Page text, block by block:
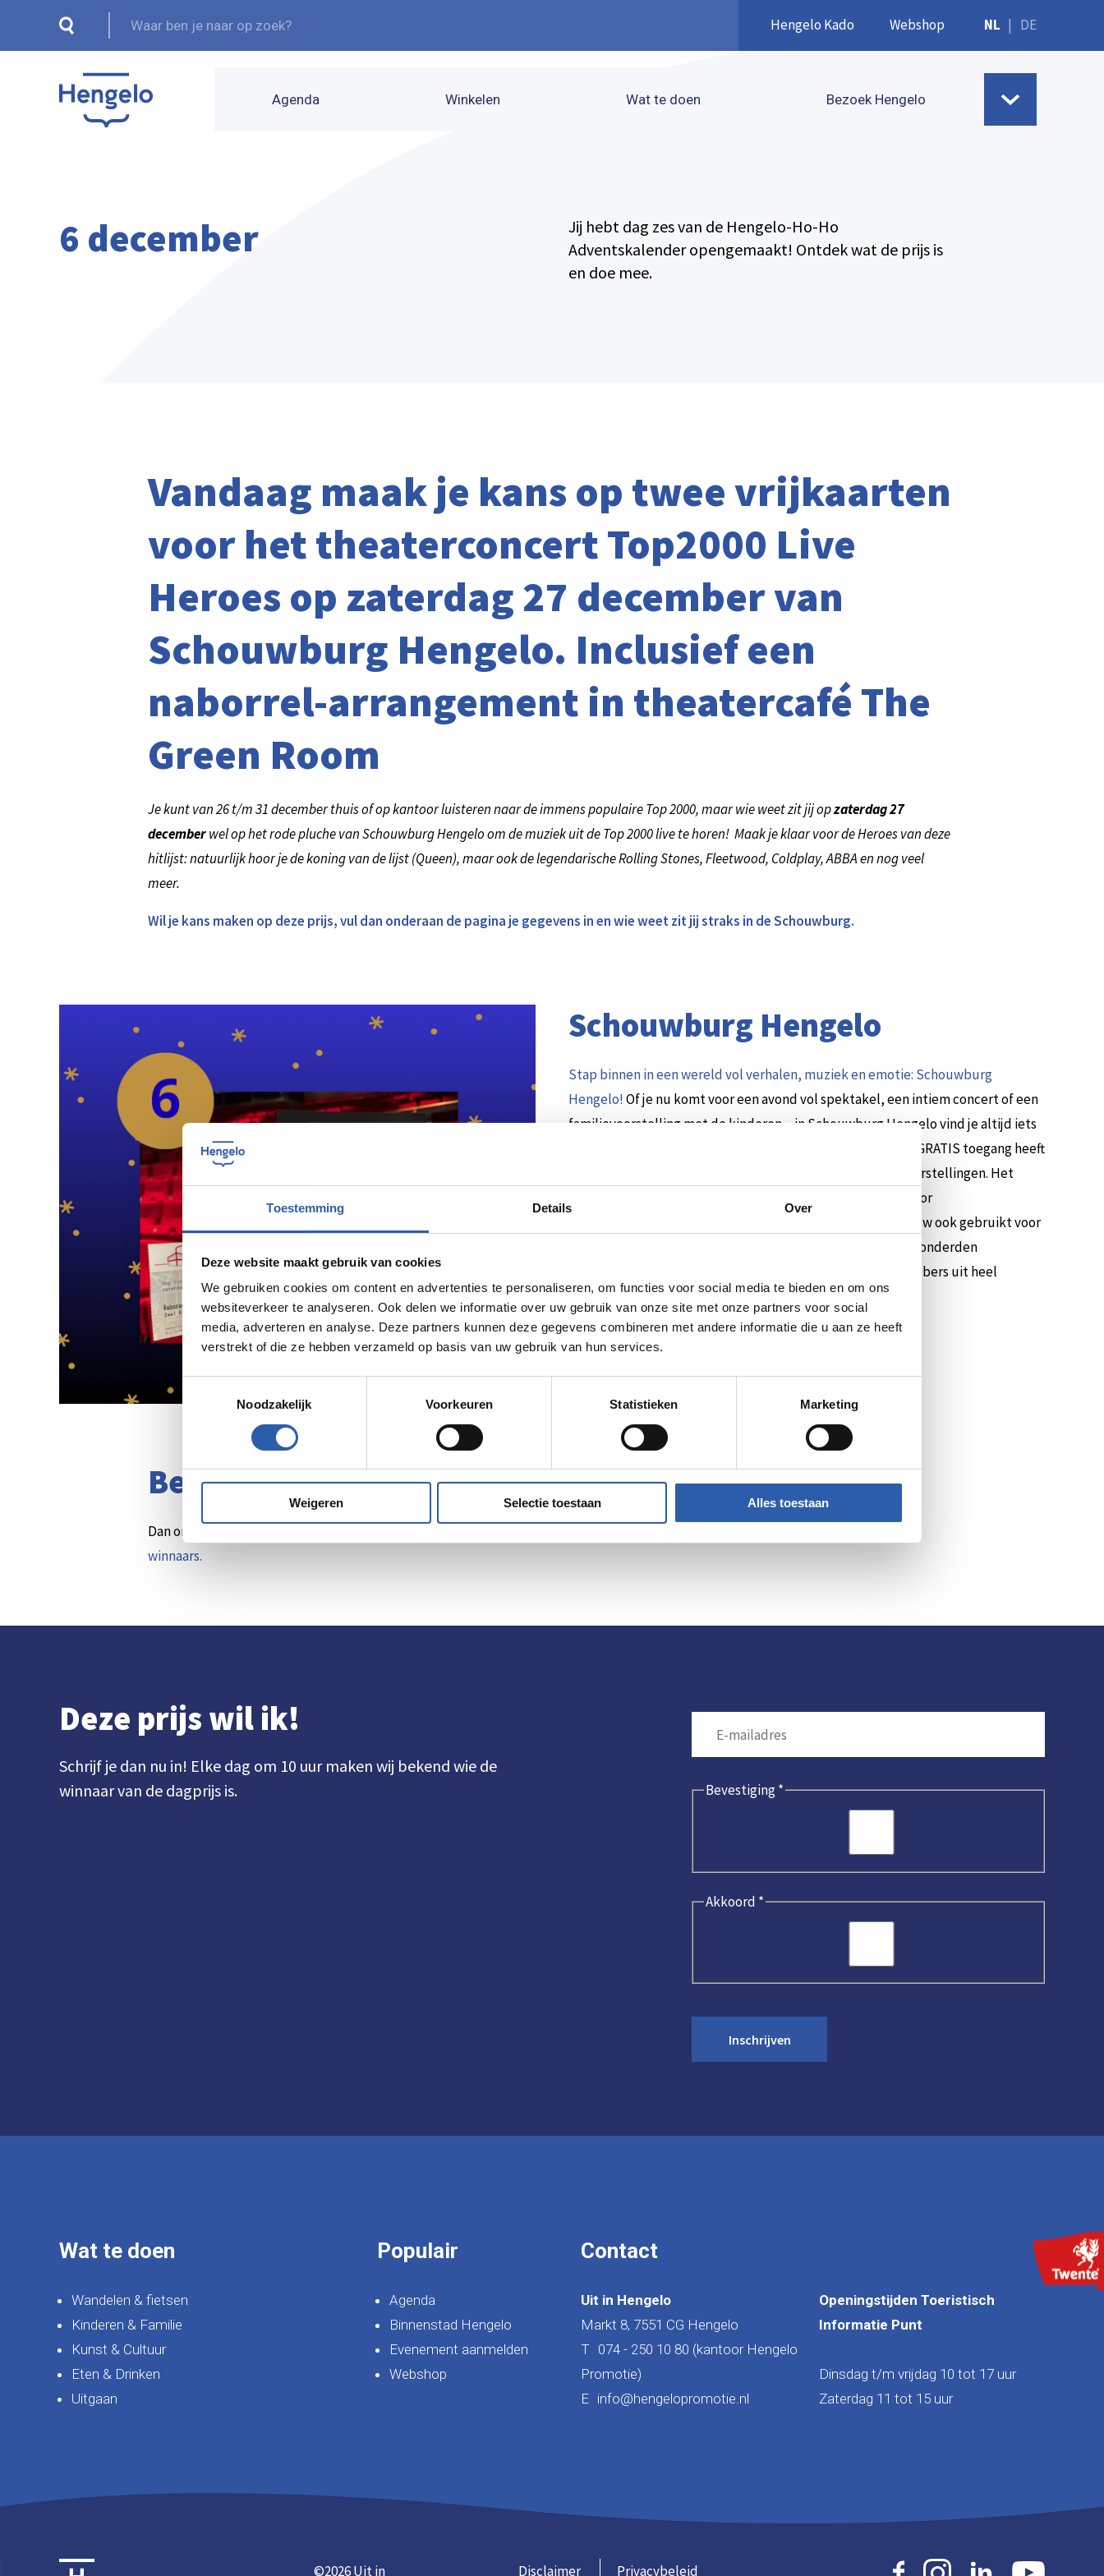
Toestemming Details Over
Deze website maakt gebruik van cookies
We gebruiken cookies om content en advertenties te personaliseren, om functies voor social media te bieden en om ons
websiteverkeer te analyseren. Ook delen we informatie over uw gebruik van onze site met onze partners voor social
media, adverteren en analyse. Deze partners kunnen deze gegevens combineren met andere informatie die u aan ze heeft
verstrekt of die ze hebben verzameld op basis van uw gebruik van hun services.
Noodzakelijk
Voorkeuren Statistieken Marketing
Weigeren Selectie toestaan Alles toestaan
Hengelo Kado Webshop NL | DE
Agenda Winkelen Wat te doen Bezoek Hengelo
6 december
Jij hebt dag zes van de Hengelo-Ho-Ho
Adventskalender opengemaakt! Ontdek wat de prijs is
en doe mee.
Vandaag maak je kans op twee vrijkaarten
voor het theaterconcert Top2000 Live
Heroes op zaterdag 27 december van
Schouwburg Hengelo. Inclusief een
naborrel-arrangement in theatercafé The
Green Room
Je kunt van 26 t/m 31 december thuis of op kantoor luisteren naar de immens populaire Top 2000, maar wie weet zit jij opzaterdag 27
decemberwel op het rode pluche van Schouwburg Hengelo om de muziek uit de Top 2000 live te horen! Maak je klaar voor de Heroes van deze
hitlijst: natuurlijk hoor je de koning van de lijst (Queen), maar ook de legendarische Rolling Stones, Fleetwood, Coldplay, ABBA en nog veel
meer.
Wil je kans maken op deze prijs, vul dan onderaan de pagina je gegevens in en wie weet zit jij straks in de Schouwburg.
Schouwburg Hengelo
Stap binnen in een wereld vol verhalen, muziek en emotie: Schouwburg
Hengelo!Of je nu komt voor een avond vol spektakel, een intiem concert of een
familievoorstelling met de kinderen – in Schouwburg Hengelo vind je altijd iets
dat bij je past. En goed om te weten: jeugd t/m 16 jaar heeft GRATIS toegang heeft
bij vrijwel wel alle jeugd-, familie-, Young Adult- en dansvoorstellingen. Het
theater heeft twee theaterzalen en een filmzaal. Behalve voor
theatervoorstellingen en filmvertoningen, wordt het gebouw ook gebruikt voor
maatschappelijke en zakelijke evenementen. Met jaarlijks honderden
activiteiten is het een ontmoetingsplek voor cultuurliefhebbers uit heel
Twente!
Ben jij de winnaar?
Dan ontvang je van ons persoonlijk bericht. De winnaars zijn ook terug te vinden op de
winnaars.
Deze prijs wil ik!
Schrijf je dan nu in! Elke dag om 10 uur maken wij bekend wie de
winnaar van de dagprijs is.
Bevestiging*
Akkoord *
Inschrijven
Wat te doen
Wandelen & fietsen
Kinderen & Familie
Kunst & Cultuur
Eten & Drinken
Uitgaan
Populair
Agenda
Binnenstad Hengelo
Evenement aanmelden
Webshop
Contact
Uit in Hengelo
Markt 8, 7551 CG Hengelo
T 074 - 250 10 80 (kantoor Hengelo
Promotie)
E info@hengelopromotie.nl
Openingstijden Toeristisch
Informatie Punt
Dinsdag t/m vrijdag 10 tot 17 uur
Zaterdag 11 tot 15 uur
©2026 Uit in Disclaimer Privacybeleid